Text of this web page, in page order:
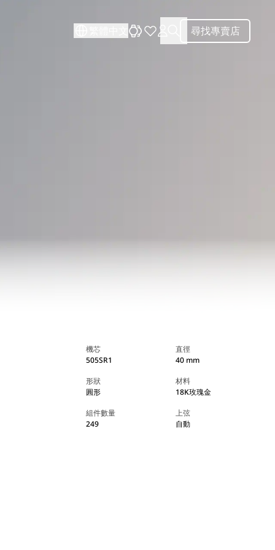
尋找專賣店
機芯
505SR1
直徑
40 mm
形狀
圓形
材料
18K玫瑰金
組件數量
249
上弦
自動
關閉
關閉